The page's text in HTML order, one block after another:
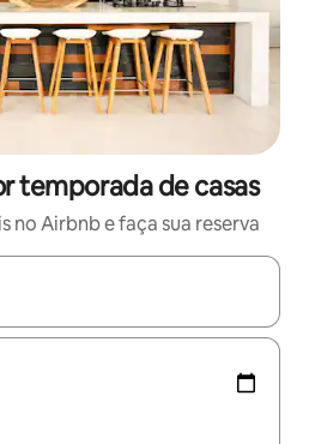
temporada de casas
no Airbnb e faça sua reserva
disponíveis, explore-os